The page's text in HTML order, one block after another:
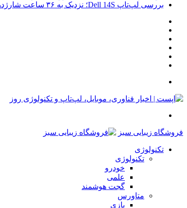
بررسی لپ‌تاپ Dell 14S؛ نزدیک به ۳۶ ساعت شارژدهی باتری، اما با چندین نقطه ضعف
فروشگاه زیبایی سبز
تکنولوژی
تکنولوژی
خودرو
علمی
گجت هوشمند
متاورس
بازی